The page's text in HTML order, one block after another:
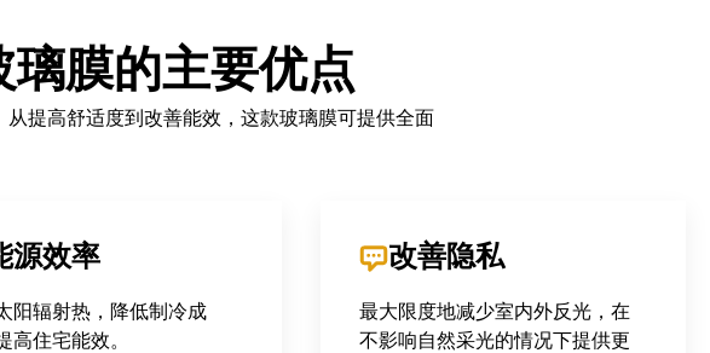
璃膜的主要优点
提高舒适度到改善能效，这款玻璃膜可提供全面
源效率
阳辐射热，降低制冷成
高住宅能效。
改善隐私
最大限度地减少室内外反光，在
不影响自然采光的情况下提供更